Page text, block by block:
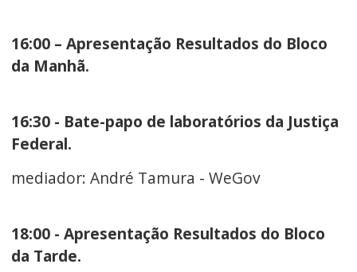
16:00 – Apresentação Resultados do Bloco
da Manhã.
16:30 - Bate-papo de laboratórios da Justiça
Federal.
mediador: André Tamura - WeGov
18:00 - Apresentação Resultados do Bloco
da Tarde.